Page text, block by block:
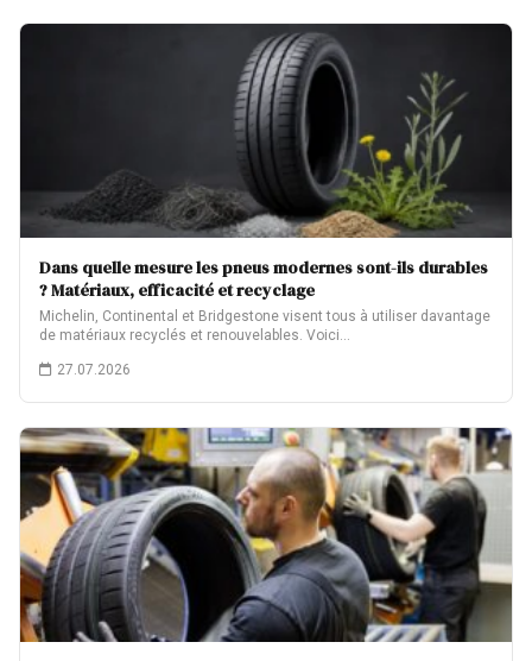
Dans quelle mesure les pneus modernes sont-ils durables
? Matériaux, efficacité et recyclage
Michelin, Continental et Bridgestone visent tous à utiliser davantage
de matériaux recyclés et renouvelables. Voici…
27.07.2026